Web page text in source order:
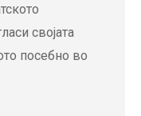
својата
посебно во